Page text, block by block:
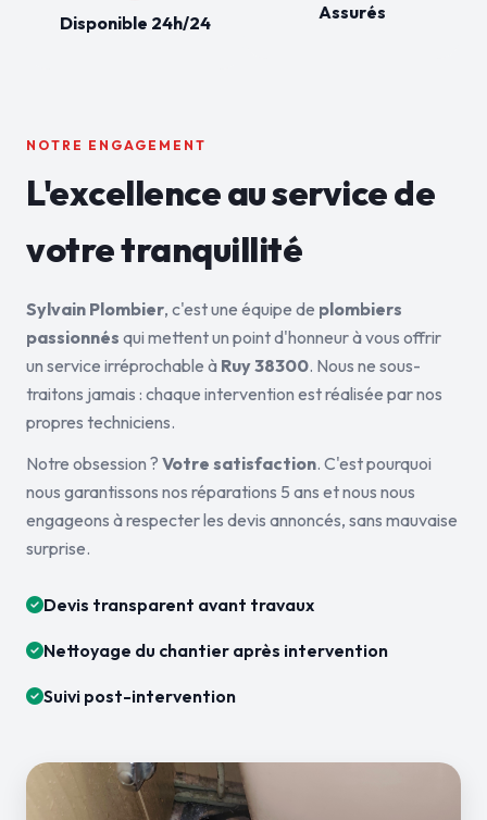
Disponible 24h/24 Assurés
NOTRE ENGAGEMENT
L'excellence au service de
votre tranquillité
Sylvain Plombier, c'est une équipe de plombiers
passionnés qui mettent un point d'honneur à vous offrir
un service irréprochable à Ruy 38300. Nous ne sous-
traitons jamais : chaque intervention est réalisée par nos
propres techniciens.
Notre obsession ? Votre satisfaction. C'est pourquoi
nous garantissons nos réparations 5 ans et nous nous
engageons à respecter les devis annoncés, sans mauvaise
surprise.
Devis transparent avant travaux
Nettoyage du chantier après intervention
Suivi post-intervention